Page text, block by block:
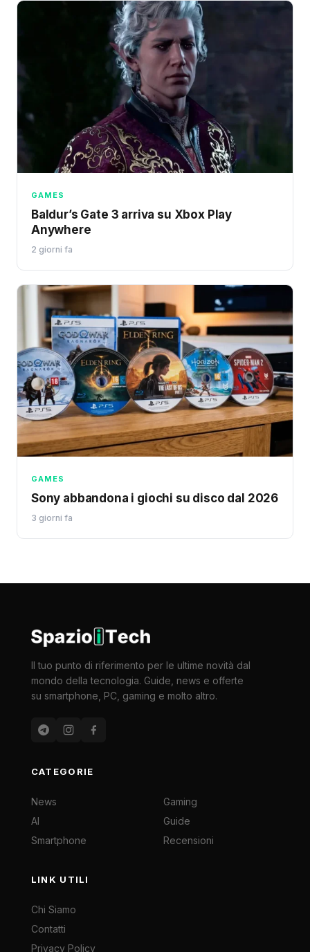
GAMES
Baldur’s Gate 3 arriva su Xbox Play
Anywhere
2 giorni fa
GAMES
Sony abbandona i giochi su disco dal 2026
3 giorni fa
Il tuo punto di riferimento per le ultime novità dal
mondo della tecnologia. Guide, news e offerte
su smartphone, PC, gaming e molto altro.
CATEGORIE
News
AI
Smartphone
Gaming
Guide
Recensioni
LINK UTILI
Chi Siamo
Contatti
Privacy Policy